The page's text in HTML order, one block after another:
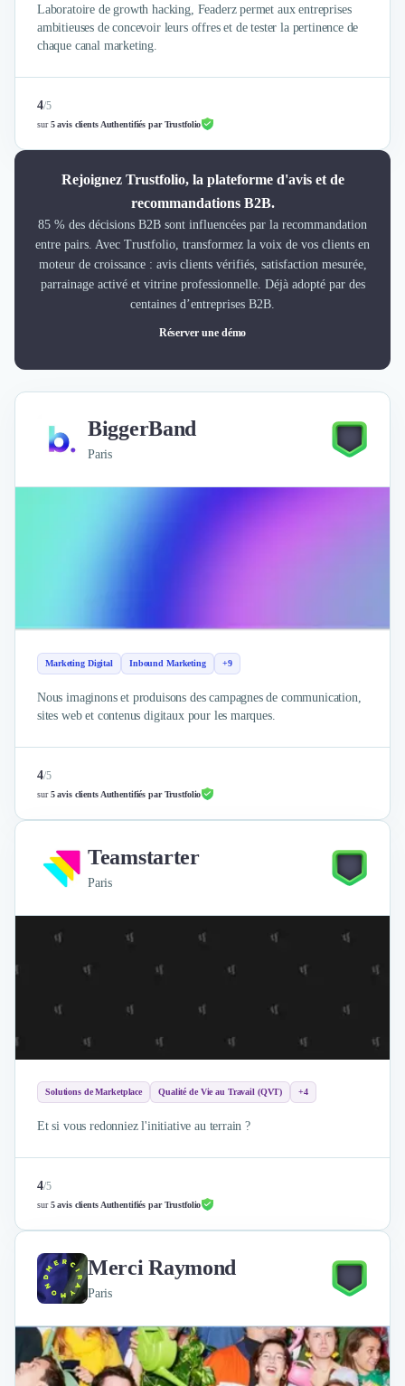
Laboratoire de growth hacking, Feaderz permet aux entreprises
ambitieuses de concevoir leurs offres et de tester la pertinence de
chaque canal marketing.
4/5
sur5 avis clients Authentifiés par Trustfolio
Rejoignez Trustfolio, la plateforme d'avis et de
recommandations B2B.
85 % des décisions B2B sont influencées par la recommandation
entre pairs. Avec Trustfolio, transformez la voix de vos clients en
moteur de croissance : avis clients vérifiés, satisfaction mesurée,
parrainage activé et vitrine professionnelle. Déjà adopté par des
centaines d’entreprises B2B.
Réserver une démo
BiggerBand
Paris
Marketing Digital Inbound Marketing +9
Nous imaginons et produisons des campagnes de communication,
sites web et contenus digitaux pour les marques.
4/5
sur5 avis clients Authentifiés par Trustfolio
Teamstarter
Paris
Solutions de Marketplace Qualité de Vie au Travail (QVT) +4
Et si vous redonniez l'initiative au terrain ?
4/5
sur5 avis clients Authentifiés par Trustfolio
Merci Raymond
Paris